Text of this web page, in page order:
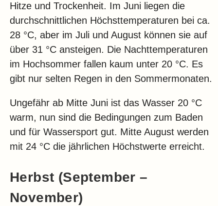
Hitze und Trockenheit. Im Juni liegen die
durchschnittlichen Höchsttemperaturen bei ca.
28 °C, aber im Juli und August können sie auf
über 31 °C ansteigen. Die Nachttemperaturen
im Hochsommer fallen kaum unter 20 °C. Es
gibt nur selten Regen in den Sommermonaten.
Ungefähr ab Mitte Juni ist das Wasser 20 °C
warm, nun sind die Bedingungen zum Baden
und für Wassersport gut. Mitte August werden
mit 24 °C die jährlichen Höchstwerte erreicht.
Herbst (September –
November)